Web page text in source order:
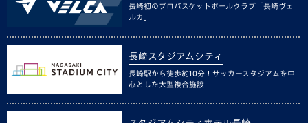
長崎初のプロバスケットボールクラブ「長崎ヴェ
ルカ」
長崎スタジアムシティ
長崎駅から徒歩約10分！サッカースタジアムを中
心とした大型複合施設